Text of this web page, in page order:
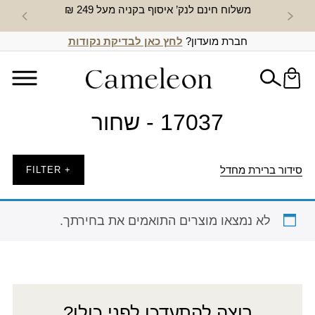
משלוח חינם לנק’ איסוף בקניה מעל 249 ₪ חדש
חברת מועדון? לחץ כאן לבדיקת נקודות
17037 - שחור
סידור ברירת מחדל + FILTER
לא נמצאו מוצרים התואמים את בחירתך.